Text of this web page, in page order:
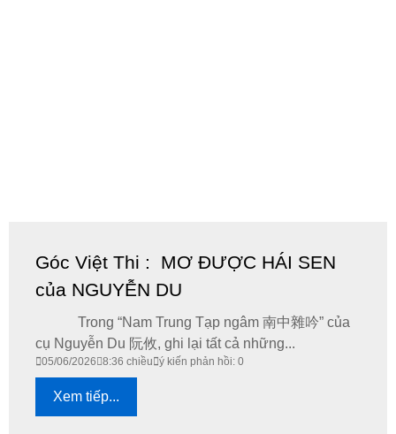
Góc Việt Thi : MƠ ĐƯỢC HÁI SEN
của NGUYỄN DU
Trong “Nam Trung Tạp ngâm 南中雜吟” của
cụ Nguyễn Du 阮攸, ghi lại tất cả những...
05/06/2026 8:36 chiều ý kiến phản hồi: 0
Xem tiếp...